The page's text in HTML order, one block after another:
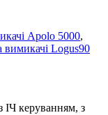
Apolo 5000,
вимикачі Logus90
керуванням, з